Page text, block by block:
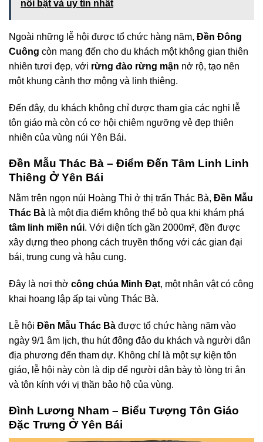
nổi bật và uy tín nhất
Ngoài những lễ hội được tổ chức hàng năm, Đền Đông
Cuông còn mang đến cho du khách một không gian thiên
nhiên tươi đẹp, với rừng đào rừng mận nở rộ, tạo nên
một khung cảnh thơ mộng và linh thiêng.
Đến đây, du khách không chỉ được tham gia các nghi lễ
tôn giáo mà còn có cơ hội chiêm ngưỡng vẻ đẹp thiên
nhiên của vùng núi Yên Bái.
Đền Mẫu Thác Bà – Điểm Đến Tâm Linh Linh
Thiêng Ở Yên Bái
Nằm trên ngọn núi Hoàng Thi ở thị trấn Thác Bà, Đền Mẫu
Thác Bà là một địa điểm không thể bỏ qua khi khám phá
tâm linh miền núi. Với diện tích gần 2000m², đền được
xây dựng theo phong cách truyền thống với các gian đại
bái, trung cung và hậu cung.
Đây là nơi thờ công chúa Minh Đạt, một nhân vật có công
khai hoang lập ấp tại vùng Thác Bà.
Lễ hội Đền Mẫu Thác Bà được tổ chức hàng năm vào
ngày 9/1 âm lịch, thu hút đông đảo du khách và người dân
địa phương đến tham dự. Không chỉ là một sự kiện tôn
giáo, lễ hội này còn là dịp để người dân bày tỏ lòng tri ân
và tôn kính với vị thần bảo hộ của vùng.
Đình Lương Nham – Biểu Tượng Tôn Giáo
Đặc Trưng Ở Yên Bái